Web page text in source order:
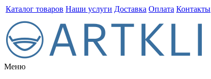
Каталог товаров Наши услуги Доставка Оплата Контакты
Меню